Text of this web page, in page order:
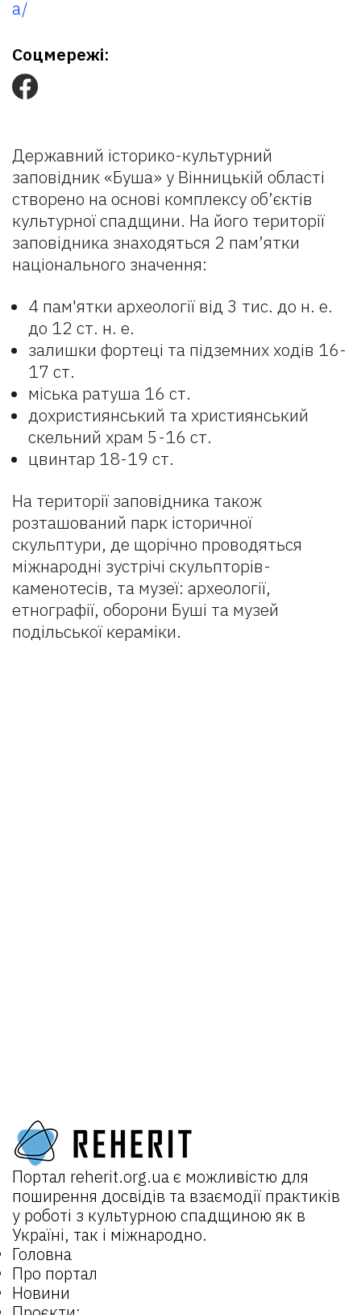
Державний історико-культурний
заповідник «Буша» у Вінницькій області
створено на основі комплексу об’єктів
культурної спадщини. На його території
заповідника знаходяться 2 пам’ятки
національного значення:
4 пам'ятки археології від 3 тис. до н. е.
до 12 ст. н. е.
залишки фортеці та підземних ходів 16-
17 ст.
міська ратуша 16 ст.
дохристиянський та християнський
скельний храм 5-16 ст.
цвинтар 18-19 ст.
На території заповідника також
розташований парк історичної
скульптури, де щорічно проводяться
міжнародні зустрічі скульпторів-
каменотесів, та музеї: археології,
етнографії, оборони Буші та музей
подільської кераміки.
a/
Соцмережі:
Портал reherit.org.uaє можливістю для
поширення досвідів та взаємодії практиків
у роботі з культурною спадщиною як в
Україні, так і міжнародно.
Головна
Про портал
Новини